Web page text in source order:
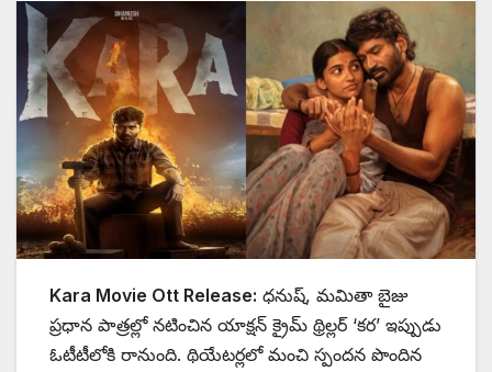
Kara Movie Ott Release: ధనుష్, మమితా బైజు
ప్రధాన పాత్రల్లో నటించిన యాక్షన్ క్రైమ్ థ్రిల్లర్ ‘కర’ ఇప్పుడు
ఓటీటీలోకి రానుంది. థియేటర్లలో మంచి స్పందన పొందిన